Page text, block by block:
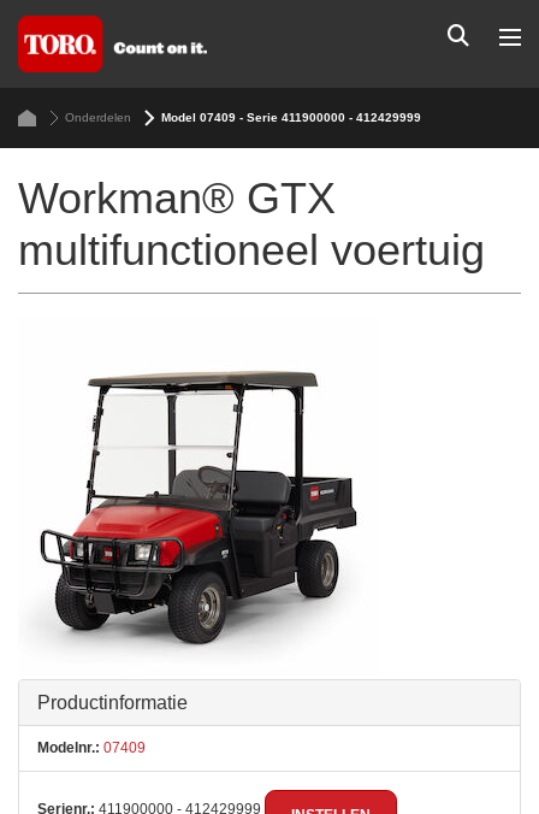
Onderdelen Model 07409 - Serie 411900000 - 412429999
Workman® GTX
multifunctioneel voertuig
Productinformatie
Modelnr.: 07409
Serienr.: 411900000 - 412429999